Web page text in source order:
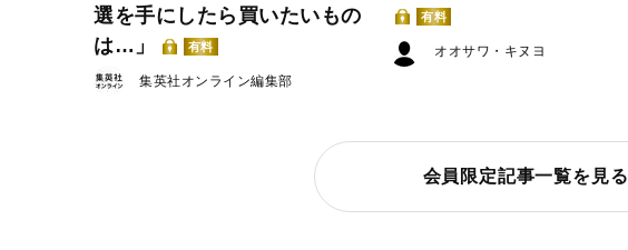
選を手にしたら買いたいもの
は…」
有料
集英社オンライン編集部
有料
オオサワ・キヌヨ
会員限定記事一覧を見る